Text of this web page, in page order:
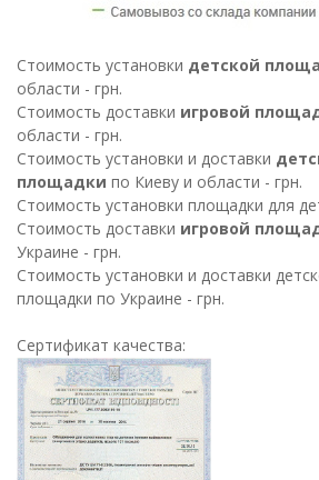
Стоимость установки детской
области - грн.
Стоимость доставки игровой
области - грн.
Стоимость установки и доставки
площадки по Киеву и области - грн.
Стоимость установки площадки для
Стоимость доставки игровой
Украине - грн.
Стоимость установки и доставки
площадки по Украине - грн.
Сертификат качества: